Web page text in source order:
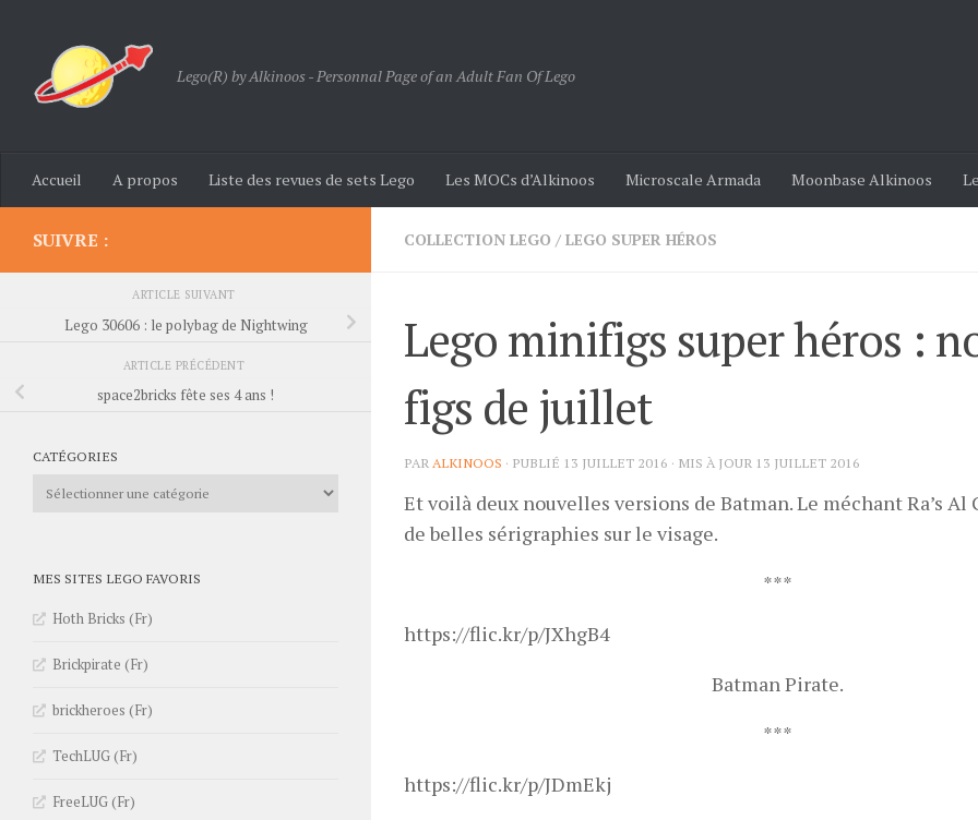
Lego(R) by Alkinoos - Personnal Page of an Adult Fan Of Lego
Accueil A propos Liste des revues de sets Lego Les MOCs d’Alkinoos Microscale Armada Moonbase Alkinoos
COLLECTION LEGO / LEGO SUPER HÉROS
Lego minifigs super héros :
figs de juillet
PARALKINOOS · PUBLIÉ 13 JUILLET 2016 · MIS À JOUR 13 JUILLET 2016
Et voilà deux nouvelles versions de Batman. Le méchant Ra’s Al
de belles sérigraphies sur le visage.
***
https://flic.kr/p/JXhgB4
Batman Pirate.
***
https://flic.kr/p/JDmEkj
SUIVRE :
ARTICLE SUIVANT
Lego 30606 : le polybag de Nightwing
ARTICLE PRÉCÉDENT
space2bricks fête ses 4 ans !
CATÉGORIES
Catégories
MES SITES LEGO FAVORIS
Hoth Bricks (Fr)
Brickpirate (Fr)
brickheroes (Fr)
TechLUG (Fr)
FreeLUG (Fr)